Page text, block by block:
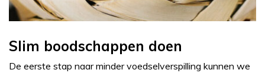
Slim boodschappen doen
De eerste stap naar minder voedselverspilling kunnen we